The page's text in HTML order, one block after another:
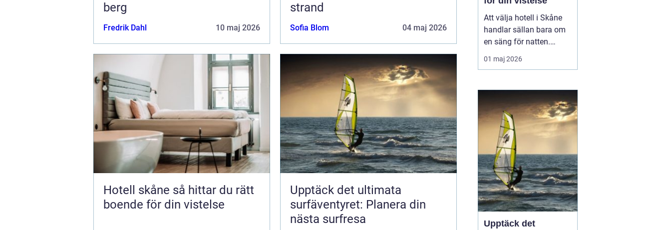
berg
Fredrik Dahl 10 maj 2026
strand
Sofia Blom 04 maj 2026
Hotell skåne så hittar du rätt
boende för din vistelse
Upptäck det ultimata
surfäventyret: Planera din
nästa surfresa
Att välja hotell i Skåne
handlar sällan bara om
en säng för natten.
Läget, känslan, servicen
och vad du vill göra
minst lika stor roll.
Regionen är stor och
varierad, från Österlens
stränder till
storstadspulsen i Malmö
och Lun...
01 maj 2026
Upptäck det